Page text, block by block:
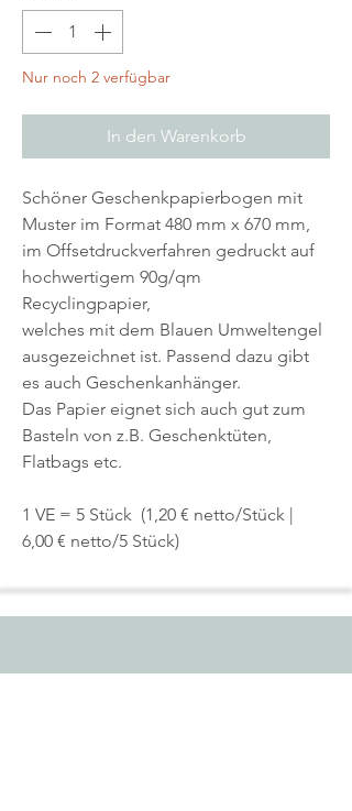
Nur noch 2 verfügbar
In den Warenkorb
Schöner Geschenkpapierbogen mit
Muster im Format 480 mm x 670 mm,
im Offsetdruckverfahren gedruckt auf
hochwertigem 90g/qm
Recyclingpapier,
welches mit dem Blauen Umweltengel
ausgezeichnet ist. Passend dazu gibt
es auch Geschenkanhänger.
Das Papier eignet sich auch gut zum
Basteln von z.B. Geschenktüten,
Flatbags etc.
1 VE = 5 Stück (1,20 € netto/Stück |
6,00 € netto/5 Stück)